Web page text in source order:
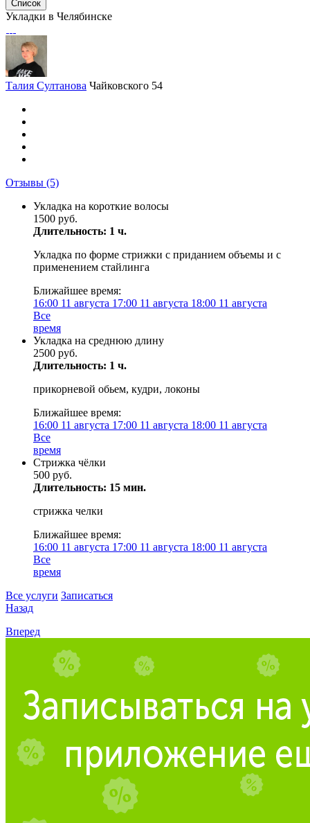
Список
Укладки в Челябинске
Талия Султанова Чайковского 54
Отзывы (5)
Укладка на короткие волосы
1500 руб.
Длительность: 1 ч.
Укладка по форме стрижки с приданием объемы и с
применением стайлинга
Ближайшее время:
16:00 11 августа 17:00 11 августа 18:00 11 августа
Все
время
Укладка на среднюю длину
2500 руб.
Длительность: 1 ч.
прикорневой обьем, кудри, локоны
Ближайшее время:
16:00 11 августа 17:00 11 августа 18:00 11 августа
Все
время
Стрижка чёлки
500 руб.
Длительность: 15 мин.
стрижка челки
Ближайшее время:
16:00 11 августа 17:00 11 августа 18:00 11 августа
Все
время
Все услуги Записаться
Назад
Вперед